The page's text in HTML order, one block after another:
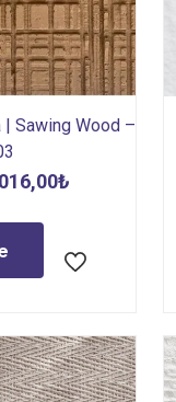
| Sawing Wood –
₺
2.016,00₺.